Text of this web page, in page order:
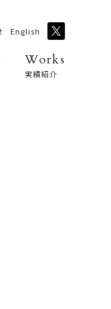
English
Works
実績紹介